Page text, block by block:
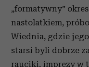
„formatywny”
nastolatkiem,
Wiednia, gdzie
starsi byli dobrze
rauciki, imprezy w